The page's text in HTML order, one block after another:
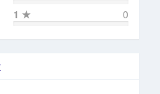
1 ★ 0